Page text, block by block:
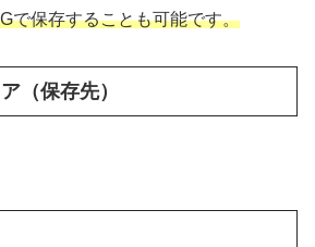
で保存することも可能です。
（保存先）